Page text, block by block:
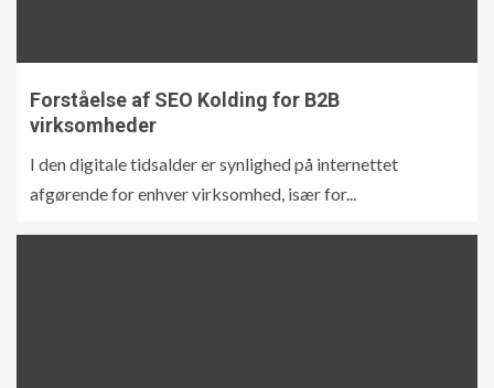
Forståelse af SEO Kolding for B2B
virksomheder
I den digitale tidsalder er synlighed på internettet
afgørende for enhver virksomhed, især for...